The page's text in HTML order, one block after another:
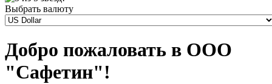
Выбрать валюту
Добро пожаловать в ООО
"Сафетин"!